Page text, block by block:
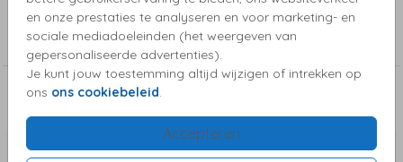
en onze prestaties te analyseren en voor marketing- en
sociale mediadoeleinden (het weergeven van
gepersonaliseerde advertenties).
Je kunt jouw toestemming altijd wijzigen of intrekken op
ons ons cookiebeleid
Accepteren
Collectie
Bijzondere vorm enkel